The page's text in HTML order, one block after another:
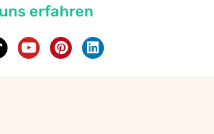
erfahren